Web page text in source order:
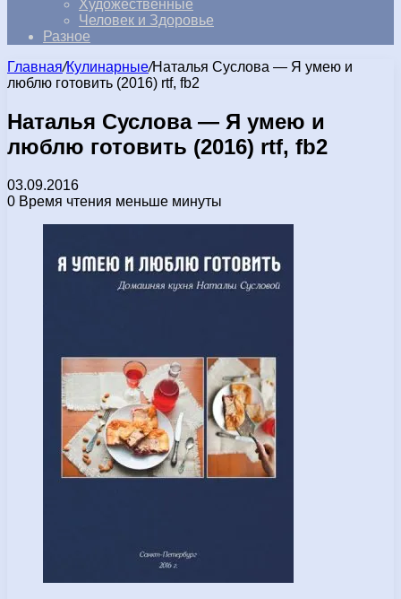
Художественные
Человек и Здоровье
Разное
Главная/Кулинарные/Наталья Суслова — Я умею и
люблю готовить (2016) rtf, fb2
Наталья Суслова — Я умею и
люблю готовить (2016) rtf, fb2
03.09.2016
0 Время чтения меньше минуты